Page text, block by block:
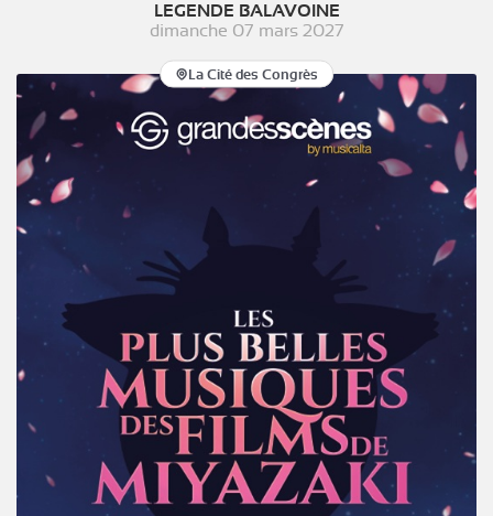
LEGENDE BALAVOINE
dimanche 07 mars 2027
La Cité des Congrès